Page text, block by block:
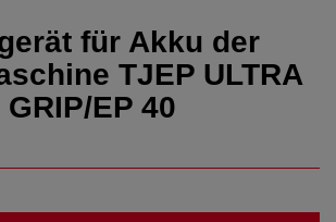
für Akku der
TJEP ULTRA
GRIP/EP 40